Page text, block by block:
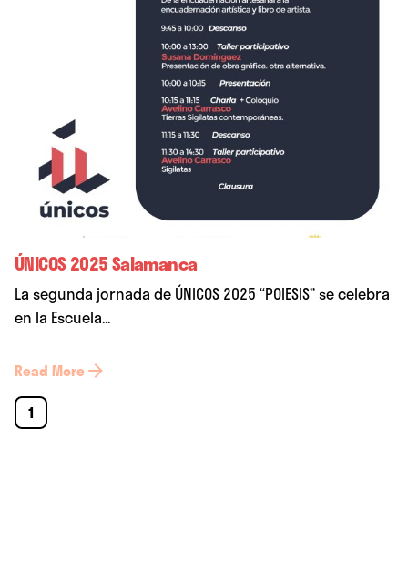
ÚNICOS 2025 Salamanca
La segunda jornada de ÚNICOS 2025 “POIESIS” se celebra
en la Escuela...
Read More
1